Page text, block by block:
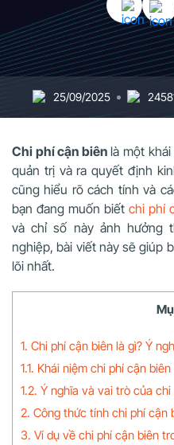
25/09/2025
Chi phí cận biênlà một khái
quản trị và ra quyết định
cũng hiểu rõ cách tính và
bạn đang muốn biết chi phí
và chỉ số này ảnh hưởng
nghiệp, bài viết này sẽ giúp
lõi nhất.
1. Chi phí cận biên là gì? Ý
1.1. Khái niệm chi phí cận
1.2. Ý nghĩa và vai trò của
2. Công thức tính chi phí cận
3. Ví dụ về chi phí cận biên